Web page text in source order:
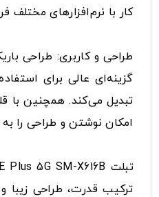
کار با نرم‌افزارهای مختلف
طراحی و کاربری: طراحی
گزینه‌ای عالی برای
امکان نوشتن و طراحی را
ترکیب قدرت، طراحی زیبا